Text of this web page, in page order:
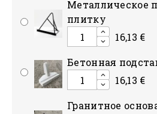
Mеталлическое
плитку
16,13 €
Бетонная
16,13 €
Гранитное